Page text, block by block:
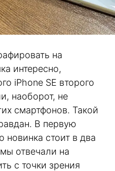
на
интересно,
iPhone SE второго
наоборот, не
смартфонов. Такой
В первую
новинка стоит в два
отвечали на
с точки зрения